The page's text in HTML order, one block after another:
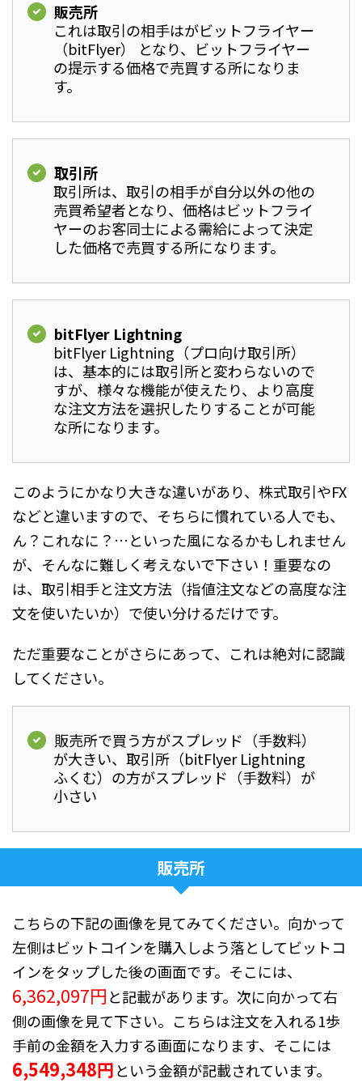
販売所
これは取引の相手はがビットフライヤー
（bitFlyer） となり、ビットフライヤー
の提示する価格で売買する所になりま
す。
取引所
取引所は、取引の相手が自分以外の他の
売買希望者となり、価格はビットフライ
ヤーのお客同士による需給によって決定
した価格で売買する所になります。
bitFlyer Lightning
bitFlyer Lightning（プロ向け取引所）
は、基本的には取引所と変わらないので
すが、様々な機能が使えたり、より高度
な注文方法を選択したりすることが可能
な所になります。
このようにかなり大きな違いがあり、株式取引やFX
などと違いますので、そちらに慣れている人でも、
ん？これなに？…といった風になるかもしれません
が、そんなに難しく考えないで下さい！重要なの
は、取引相手と注文方法（指値注文などの高度な注
文を使いたいか）で使い分けるだけです。
ただ重要なことがさらにあって、これは絶対に認識
してください。
販売所で買う方がスプレッド（手数料）
が大きい、取引所（bitFlyer Lightning
ふくむ）の方がスプレッド（手数料）が
小さい
販売所
こちらの下記の画像を見てみてください。向かって
左側はビットコインを購入しよう落としてビットコ
インをタップした後の画面です。そこには、
6,362,097円と記載があります。次に向かって右
側の画像を見て下さい。こちらは注文を入れる1歩
手前の金額を入力する画面になります、そこには
6,549,348円という金額が記載されています。